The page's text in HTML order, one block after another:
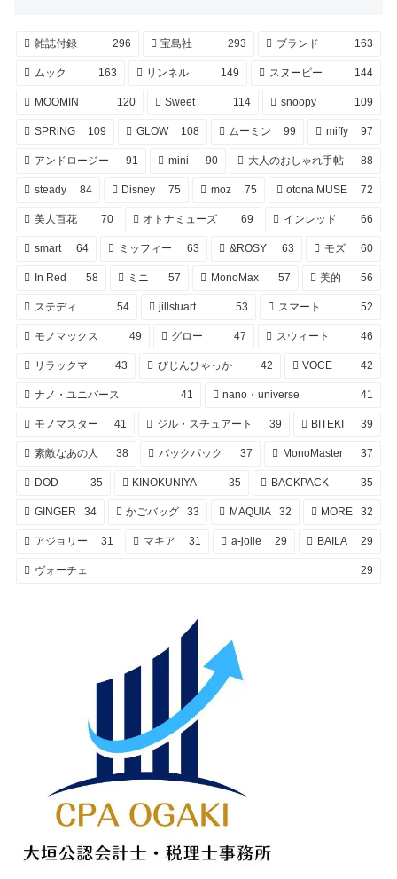
雑誌付録 296 宝島社 293 ブランド 163
ムック 163 リンネル 149 スヌーピー 144
MOOMIN 120 Sweet 114 snoopy 109
SPRiNG 109 GLOW 108 ムーミン 99 miffy 97
アンドロージー 91 mini 90 大人のおしゃれ手帖 88
steady 84 Disney 75 moz 75 otona MUSE 72
美人百花 70 オトナミューズ 69 インレッド 66
smart 64 ミッフィー 63 &ROSY 63 モズ 60
In Red 58 ミニ 57 MonoMax 57 美的 56
ステディ 54 jillstuart 53 スマート 52
モノマックス 49 グロー 47 スウィート 46
リラックマ 43 びじんひゃっか 42 VOCE 42
ナノ・ユニバース 41 nano・universe 41
モノマスター 41 ジル・スチュアート 39 BITEKI 39
素敵なあの人 38 バックパック 37 MonoMaster 37
DOD 35 KINOKUNIYA 35 BACKPACK 35
GINGER 34 かごバッグ 33 MAQUIA 32 MORE 32
アジョリー 31 マキア 31 a-jolie 29 BAILA 29
ヴォーチェ 29